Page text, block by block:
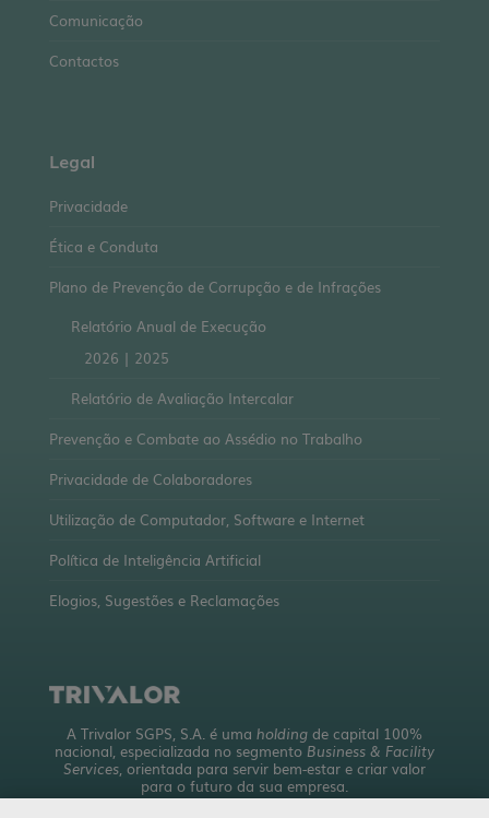
Comunicação
Contactos
Legal
Privacidade
Ética e Conduta
Plano de Prevenção de Corrupção e de Infrações
Relatório Anual de Execução
2026 | 2025
Relatório de Avaliação Intercalar
Prevenção e Combate ao Assédio no Trabalho
Privacidade de Colaboradores
Utilização de Computador, Software e Internet
Política de Inteligência Artificial
Elogios, Sugestões e Reclamações
A Trivalor SGPS, S.A. é uma holdingde capital 100%
nacional, especializada no segmento Business & Facility
Services, orientada para servir bem-estar e criar valor
para o futuro da sua empresa.